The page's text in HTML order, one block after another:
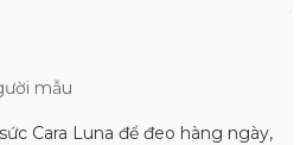
mẫu
Cara Luna để đeo hàng ngày,